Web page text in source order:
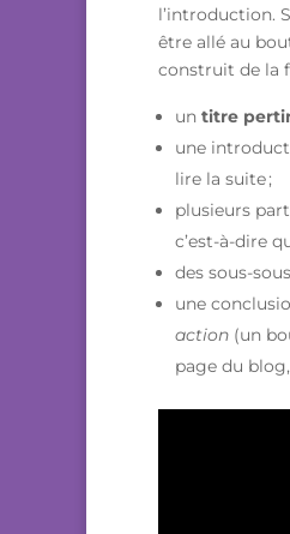
l’introduction.
être allé au
construit de la
un titre
une
lire la suite ;
plusieurs
c’est-à-dire
des sous-
une
action (un
page du